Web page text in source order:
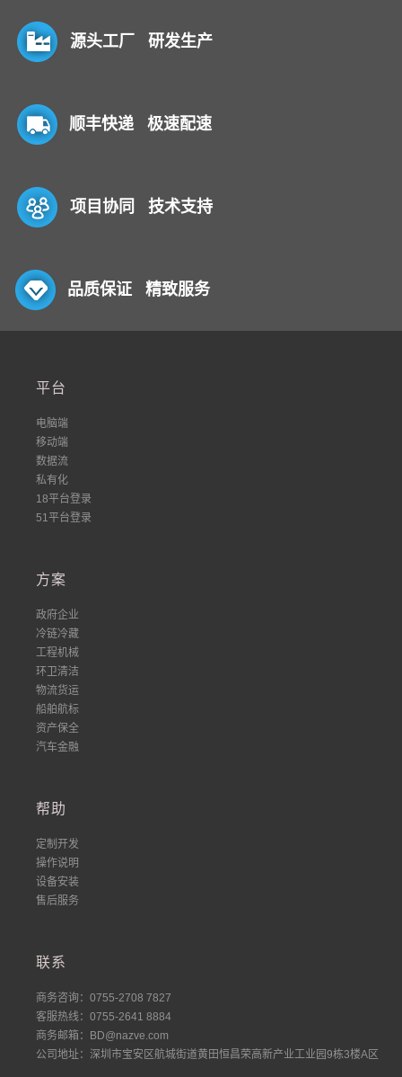
源头工厂 研发生产
顺丰快递 极速配速
项目协同 技术支持
品质保证 精致服务
平台
电脑端
移动端
数据流
私有化
18平台登录
51平台登录
方案
政府企业
冷链冷藏
工程机械
环卫清洁
物流货运
船舶航标
资产保全
汽车金融
帮助
定制开发
操作说明
设备安装
售后服务
联系
商务咨询：0755-2708 7827
客服热线：0755-2641 8884
商务邮箱：BD@nazve.com
公司地址：深圳市宝安区航城街道黄田恒昌荣高新产业工业园9栋3楼A区